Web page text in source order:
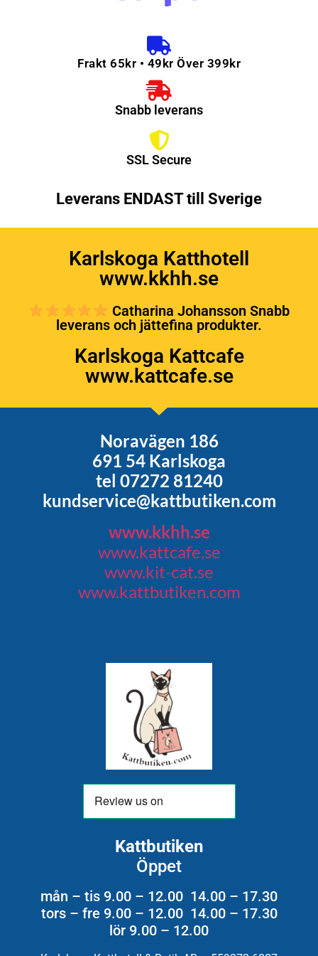
Frakt 65kr • 49kr Över 399kr
Snabb leverans
SSL Secure
Leverans ENDAST till Sverige
Karlskoga Katthotell
www.kkhh.se
Catharina Johansson Snabb
leverans och jättefina produkter.
Karlskoga Kattcafe
www.kattcafe.se
Noravägen 186
691 54 Karlskoga
tel 07272 81240
kundservice@kattbutiken.com
www.kkhh.se
www.kattcafe.se
www.kit-cat.se
www.kattbutiken.com
Kattbutiken
Öppet
mån – tis 9.00 – 12.00 14.00 – 17.30
tors – fre 9.00 – 12.00 14.00 – 17.30
lör 9.00 – 12.00